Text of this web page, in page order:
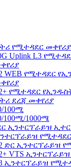
የሚተዳደር መቀየሪያ
Uplink L3
WEB የሚተዳደር
የሚተዳደር
ደረጃ መቀየሪያ
100ሚ
100ሚ/1000ሜ
ኢንተርፕራይዝ
የሚተዳደር
ድር ኢንተርፕራይዝ
VTS
ኢንተርፕራይዝ